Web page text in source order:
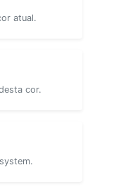
atual.
cor.